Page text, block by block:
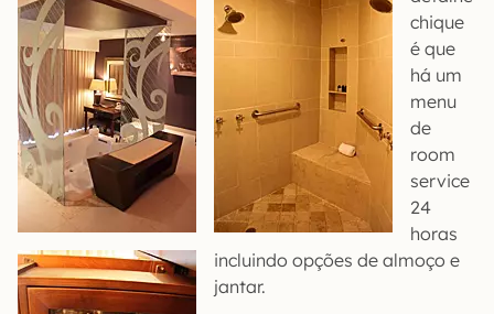
chique
é que
há um
menu
de
room
service
24
horas
incluindo opções de almoço e
jantar.